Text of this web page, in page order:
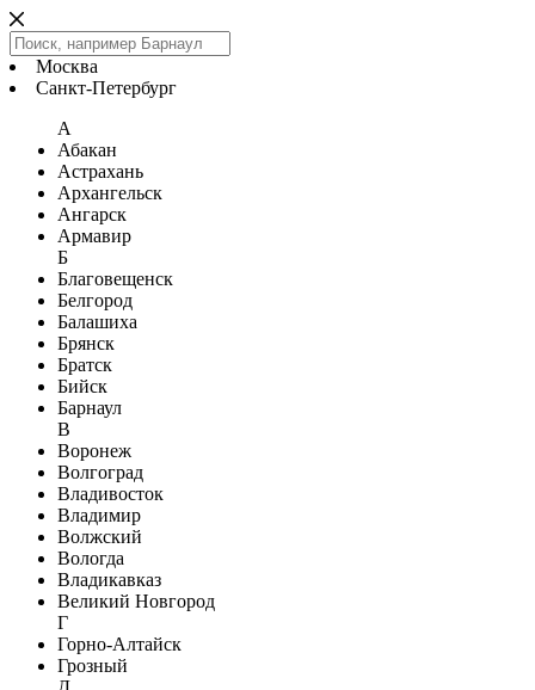
Москва
Санкт-Петербург
А
Абакан
Астрахань
Архангельск
Ангарск
Армавир
Б
Благовещенск
Белгород
Балашиха
Брянск
Братск
Бийск
Барнаул
В
Воронеж
Волгоград
Владивосток
Владимир
Волжский
Вологда
Владикавказ
Великий Новгород
Г
Горно-Алтайск
Грозный